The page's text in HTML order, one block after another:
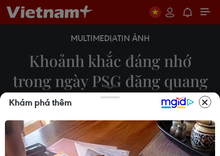
MULTIMEDIATIN ẢNH
Khoảnh khắc đáng nhớ
trong ngày PSG đăng quang
Champions League
Huy Khánh
01/06/2025 00:03
Khám phá thêm